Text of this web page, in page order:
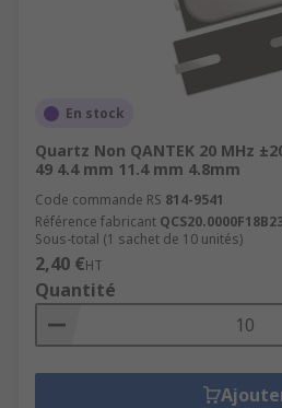
En stock
Quartz Non QANTEK 20 MHz
49 4.4 mm 11.4 mm 4.8mm
Code commande RS 814-9541
Référence fabricant
Sous-total (1 sachet de 10 unités)
2,40 €HT
Quantité